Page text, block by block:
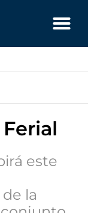
este
la